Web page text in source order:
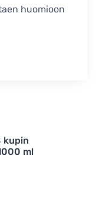
huomioon
kupin
ml